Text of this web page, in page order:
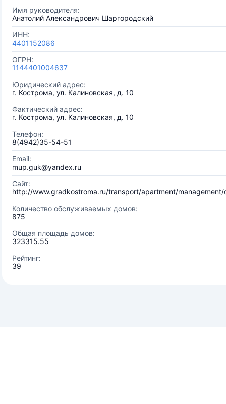
Имя руководителя:
Анатолий Александрович Шаргородский
ИНН:
4401152086
ОГРН:
1144401004637
Юридический адрес:
г. Кострома, ул. Калиновская, д. 10
Фактический адрес:
г. Кострома, ул. Калиновская, д. 10
Телефон:
8(4942)35-54-51
Email:
mup.guk@yandex.ru
Сайт:
http://www.gradkostroma.ru/transport/apartment/management/
Количество обслуживаемых домов:
875
Общая площадь домов:
323315.55
Рейтинг:
39